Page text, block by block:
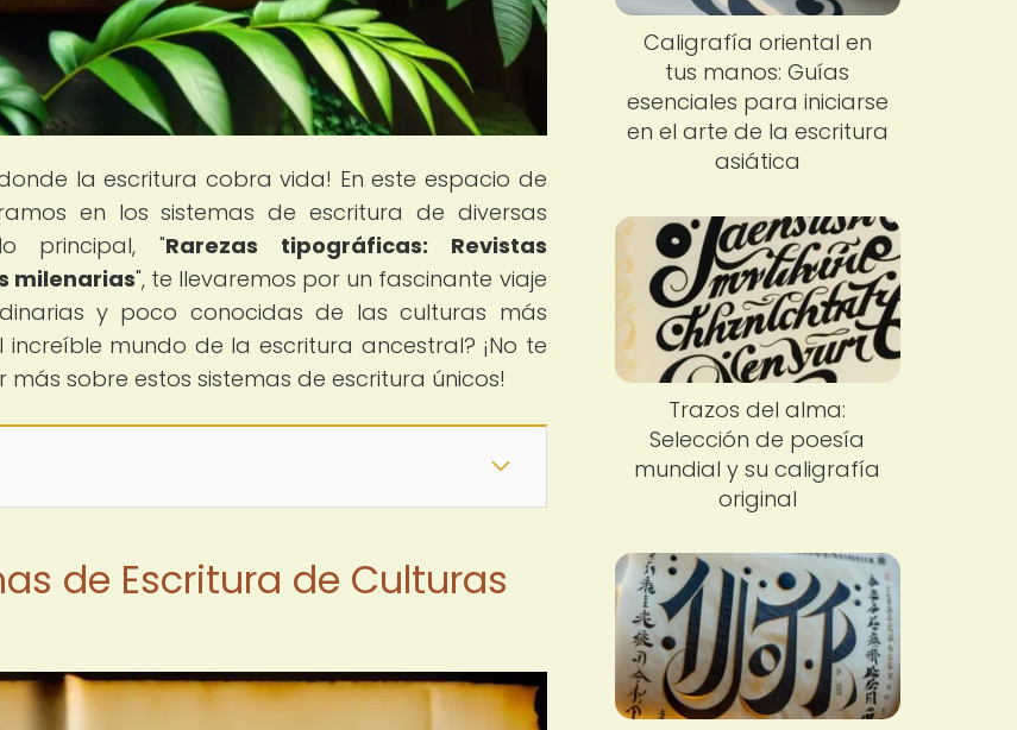
la escritura cobra vida! En este espacio de
en los sistemas de escritura de diversas
principal, "Rarezas tipográficas: Revistas
milenarias", te llevaremos por un fascinante viaje
y poco conocidas de las culturas más
mundo de la escritura ancestral? ¡No te
sobre estos sistemas de escritura únicos!
de Escritura de Culturas
Caligrafía oriental en
tus manos: Guías
esenciales para iniciarse
en el arte de la escritura
asiática
Trazos del alma:
Selección de poesía
mundial y su caligrafía
original